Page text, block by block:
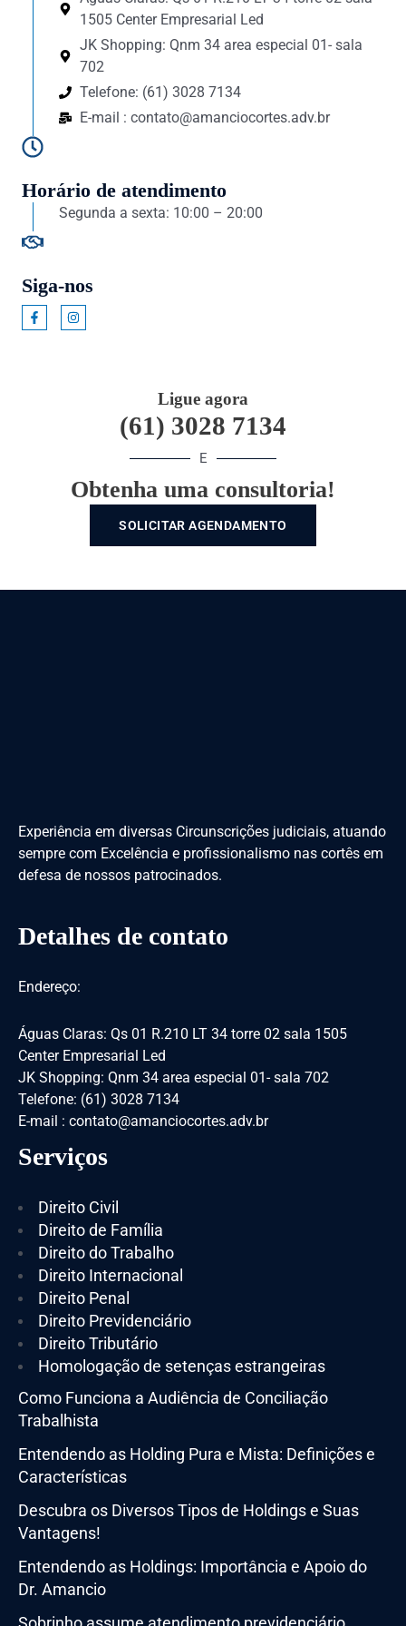
1505 Center Empresarial Led
JK Shopping: Qnm 34 area especial 01- sala
702
Telefone: (61) 3028 7134
E-mail : contato@amanciocortes.adv.br
Horário de atendimento
Segunda a sexta: 10:00 – 20:00
Siga-nos
F
a
I
n
Ligue agora
(61) 3028 7134
E
Obtenha uma consultoria!
SOLICITAR AGENDAMENTO
Experiência em diversas Circunscrições judiciais, atuando
sempre com Excelência e profissionalismo nas cortês em
defesa de nossos patrocinados.
Detalhes de contato
Endereço:
Águas Claras: Qs 01 R.210 LT 34 torre 02 sala 1505
Center Empresarial Led
JK Shopping: Qnm 34 area especial 01- sala 702
Telefone: (61) 3028 7134
E-mail : contato@amanciocortes.adv.br
Serviços
Direito Civil
Direito de Família
Direito do Trabalho
Direito Internacional
Direito Penal
Direito Previdenciário
Direito Tributário
Homologação de setenças estrangeiras
Como Funciona a Audiência de Conciliação
Trabalhista
Entendendo as Holding Pura e Mista: Definições e
Características
Descubra os Diversos Tipos de Holdings e Suas
Vantagens!
Entendendo as Holdings: Importância e Apoio do
Dr. Amancio